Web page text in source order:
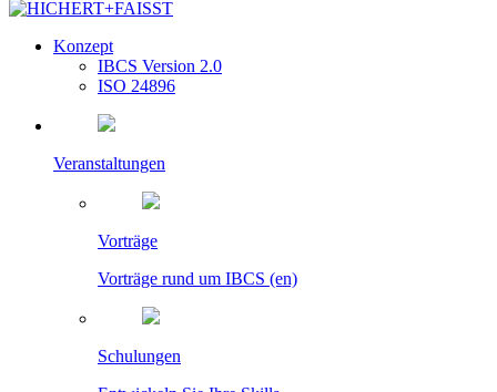
Konzept
IBCS Version 2.0
ISO 24896
Veranstaltungen
Vorträge
Vorträge rund um IBCS (en)
Schulungen